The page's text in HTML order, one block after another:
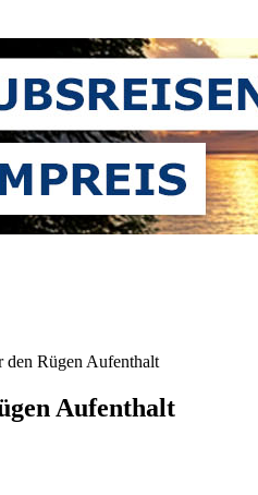
den Rügen Aufenthalt
Aufenthalt